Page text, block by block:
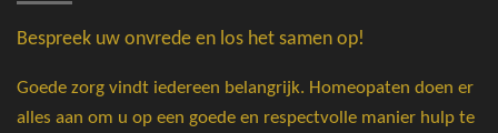
Bespreek uw onvrede en los het samen op!
Goede zorg vindt iedereen belangrijk. Homeopaten doen er
alles aan om u op een goede en respectvolle manier hulp te